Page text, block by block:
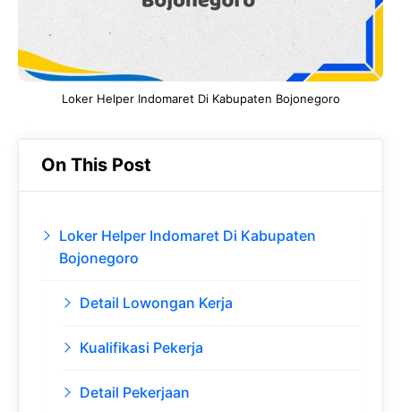
Loker Helper Indomaret Di Kabupaten Bojonegoro
On This Post
Loker Helper Indomaret Di Kabupaten
Bojonegoro
Detail Lowongan Kerja
Kualifikasi Pekerja
Detail Pekerjaan